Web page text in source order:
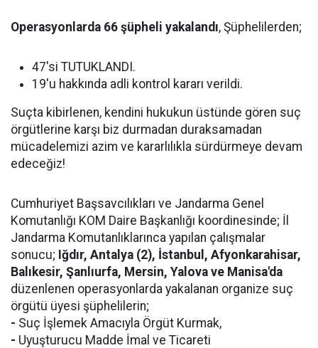
Operasyonlarda 66 şüpheli yakalandı, Şüphelilerden;
47'si TUTUKLANDI.
19'u hakkında adli kontrol kararı verildi.
Suçta kibirlenen, kendini hukukun üstünde gören suç
örgütlerine karşı biz durmadan duraksamadan
mücadelemizi azim ve kararlılıkla sürdürmeye devam
edeceğiz!
Cumhuriyet Başsavcılıkları ve Jandarma Genel
Komutanlığı KOM Daire Başkanlığı koordinesinde; İl
Jandarma Komutanlıklarınca yapılan çalışmalar
sonucu; Iğdır, Antalya (2), İstanbul, Afyonkarahisar,
Balıkesir, Şanlıurfa, Mersin, Yalova ve Manisa'da
düzenlenen operasyonlarda yakalanan organize suç
örgütü üyesi şüphelilerin;
- Suç İşlemek Amacıyla Örgüt Kurmak,
- Uyuşturucu Madde İmal ve Ticareti